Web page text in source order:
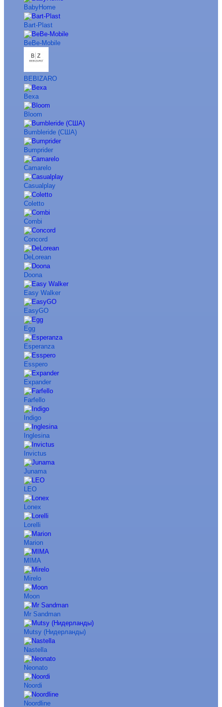
BabyHome
Bart-Plast
BeBe-Mobile
BEBIZARO
Bexa
Bloom
Bumbleride (США)
Bumprider
Camarelo
Casualplay
Coletto
Combi
Concord
DeLorean
Doona
Easy Walker
EasyGO
Egg
Esperanza
Esspero
Expander
Farfello
Indigo
Inglesina
Invictus
Junama
LEO
Lonex
Lorelli
Marion
MIMA
Mirelo
Moon
Mr Sandman
Mutsy (Нидерланды)
Nastella
Neonato
Noordi
Noordline